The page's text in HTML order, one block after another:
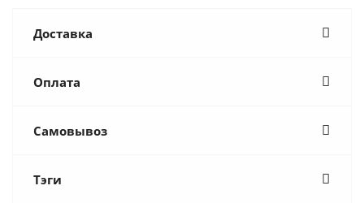
Доставка
Оплата
Самовывоз
Тэги